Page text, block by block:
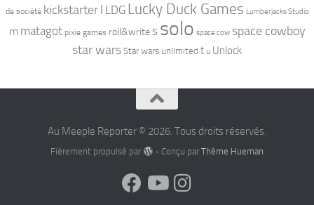
de société kickstarter l LDG Lucky Duck Games Lumberjacks Studio
m matagot pixie games roll&write s solo space cow space cowboy
star wars Star wars unlimited t u Unlock
Au Meeple Reporter © 2026. Tous droits réservés.
Fièrement propulsé par - Conçu par Thème Hueman